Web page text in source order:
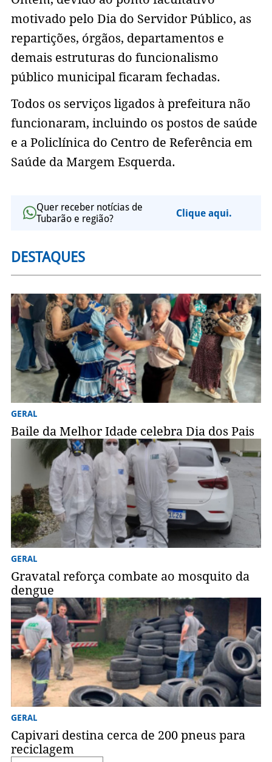
motivado pelo Dia do Servidor Público, as
repartições, órgãos, departamentos e
demais estruturas do funcionalismo
público municipal ficaram fechadas.
Todos os serviços ligados à prefeitura não
funcionaram, incluindo os postos de saúde
e a Policlínica do Centro de Referência em
Saúde da Margem Esquerda.
Quer receber notícias de
Tubarão e região?
Clique aqui.
DESTAQUES
GERAL
Baile da Melhor Idade celebra Dia dos Pais
GERAL
Gravatal reforça combate ao mosquito da
dengue
GERAL
Capivari destina cerca de 200 pneus para
reciclagem